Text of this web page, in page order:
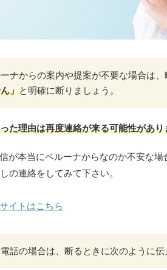
ナからの案内や提案が不要な場合は
」と明確に断りましょう。
た理由は再度連絡が来る可能性があり
が本当にベルーナからなのか不安な
の連絡をしてみて下さい。
イトはこちら
話の場合は、断るときに次のように伝